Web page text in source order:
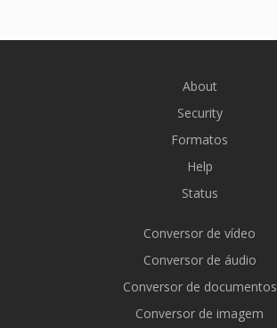
About
Security
Formatos
Help
Status
Conversor de vídeo
Conversor de áudio
Conversor de documentos
Conversor de imagem